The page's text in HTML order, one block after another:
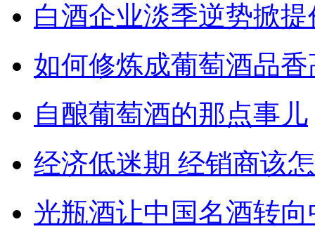
白酒企业淡季逆势掀
如何修炼成葡萄酒品
自酿葡萄酒的那点事儿
经济低迷期 经销商该
光瓶酒让中国名酒转